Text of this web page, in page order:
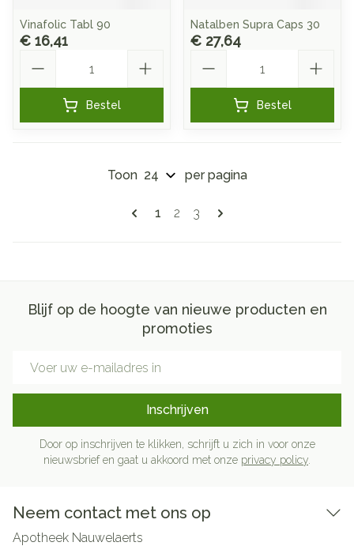
Vinafolic Tabl 90
€ 16,41
Bestel
Natalben Supra Caps 30
€ 27,64
Bestel
Pagina's
U lees momenteel pagina
1 Pagina
2 Pagina
3
Toon per pagina
Blijf op de hoogte van nieuwe producten en
promoties
Inschrijven
Door op inschrijven te klikken, schrijft u zich in voor onze
nieuwsbrief en gaat u akkoord met onze privacy policy
Neem contact met ons op
Apotheek Nauwelaerts